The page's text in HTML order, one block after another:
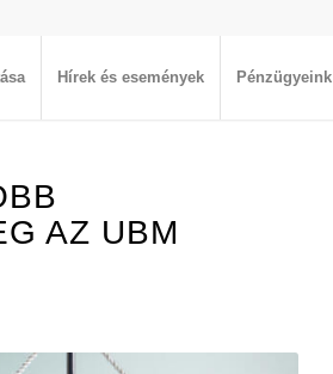
Hírek és események Pénzügyeink
AZ UBM